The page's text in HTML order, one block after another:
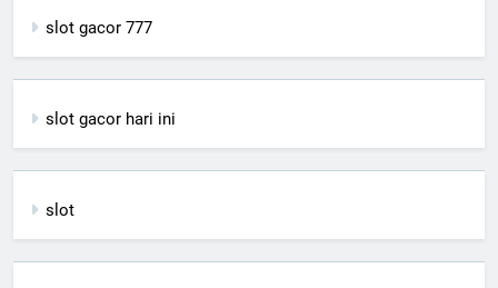
slot gacor 777
slot gacor hari ini
slot